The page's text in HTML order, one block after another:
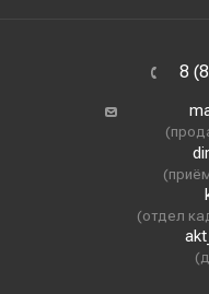
8
(отдел